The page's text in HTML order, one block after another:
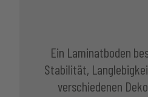
Ein Laminatboden
Stabilität,
verschiedenen